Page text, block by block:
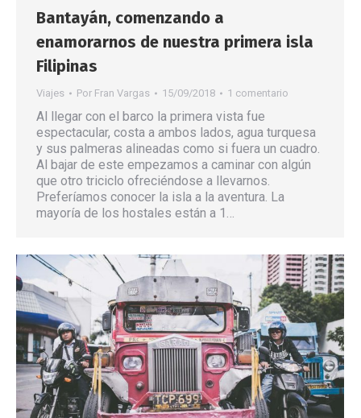
Bantayán, comenzando a
enamorarnos de nuestra primera isla
Filipinas
Viajes Por Fran Vargas 15/09/2018 1 comentario
Al llegar con el barco la primera vista fue
espectacular, costa a ambos lados, agua turquesa
y sus palmeras alineadas como si fuera un cuadro.
Al bajar de este empezamos a caminar con algún
que otro triciclo ofreciéndose a llevarnos.
Preferíamos conocer la isla a la aventura. La
mayoría de los hostales están a 1…